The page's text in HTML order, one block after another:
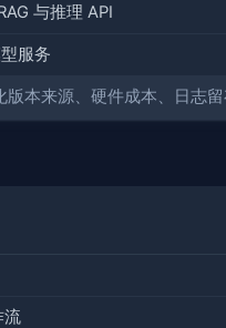
与推理 API
服务
本来源、硬件成本、日志
流